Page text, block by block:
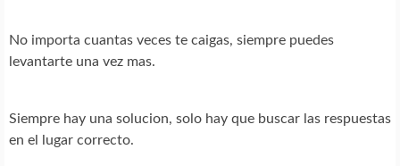
No importa cuantas veces te caigas, siempre puedes
levantarte una vez mas.
Siempre hay una solucion, solo hay que buscar las respuestas
en el lugar correcto.